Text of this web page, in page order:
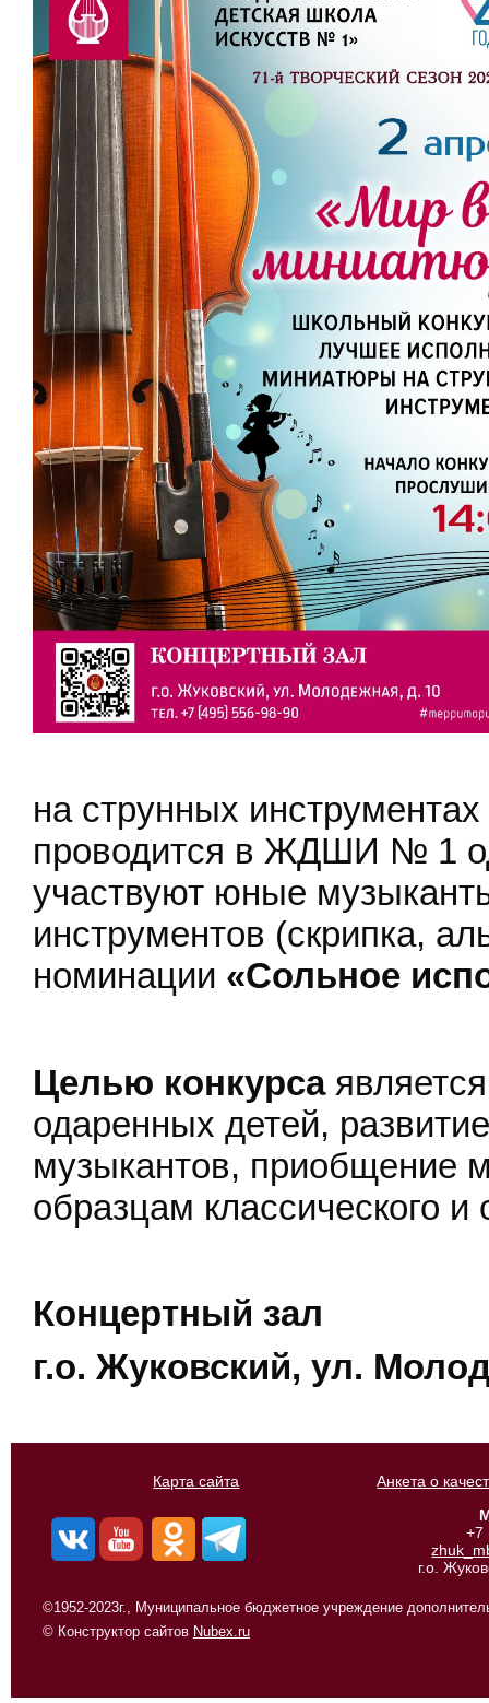
на струнных инструментах
проводится в ЖДШИ № 1
участвуют юные
инструментов (скрипка,
номинации «Сольное
Целью конкурса
одаренных детей,
музыкантов, приобщение
образцам классического и
Концертный зал
г.о. Жуковский, ул.
Карта сайта
Анкета о
+7
г.о.
©1952-2023г., Муниципальное бюджетное учреждение
© Конструктор сайтов Nubex.ru